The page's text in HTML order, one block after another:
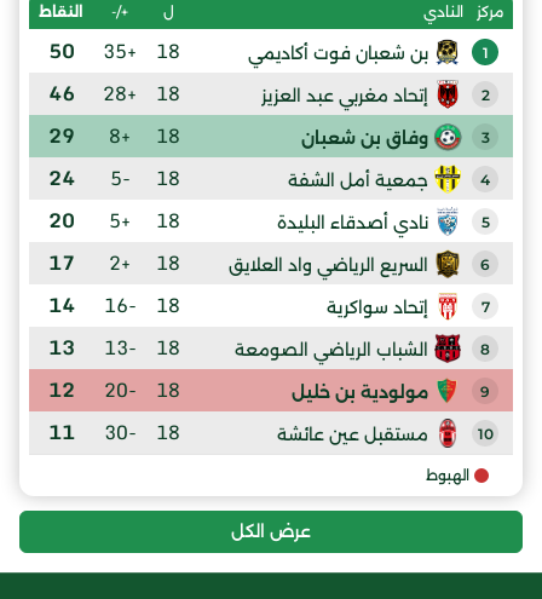
مركز النادي ل +/- النقاط
1 بن شعبان فوت أكاديمي 18
+35
50
2 إتحاد مغربي عبد العزيز 18
+28
46
3 وفاق بن شعبان 18
+8
29
4 جمعية أمل الشفة 18
-5
24
5 نادي أصدقاء البليدة 18
+5
20
6 السريع الرياضي واد العلايق 18
+2
17
7 إتحاد سواكرية 18
-16
14
8 الشباب الرياضي الصومعة 18
-13
13
9 مولودية بن خليل 18
-20
12
10 مستقبل عين عائشة 18
-30
11
الهبوط
عرض الكل